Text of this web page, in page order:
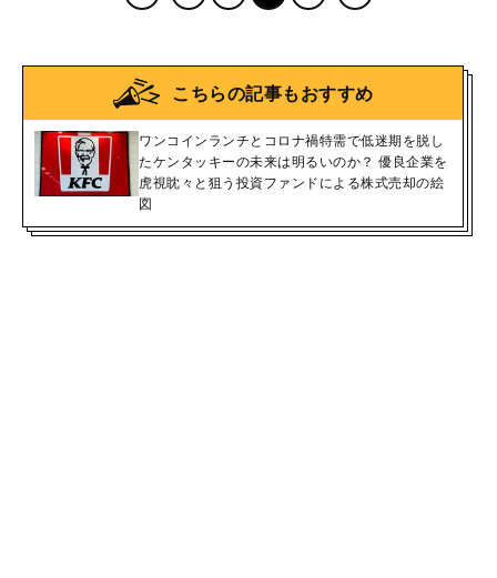
こちらの記事もおすすめ
ワンコインランチとコロナ禍特需で低迷期を脱し
たケンタッキーの未来は明るいのか？ 優良企業を
虎視眈々と狙う投資ファンドによる株式売却の絵
図